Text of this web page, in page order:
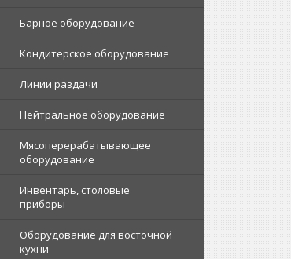
Барное оборудование
Кондитерское оборудование
Линии раздачи
Нейтральное оборудование
Мясоперерабатывающее
оборудование
Инвентарь, столовые
приборы
Оборудование для восточной
кухни